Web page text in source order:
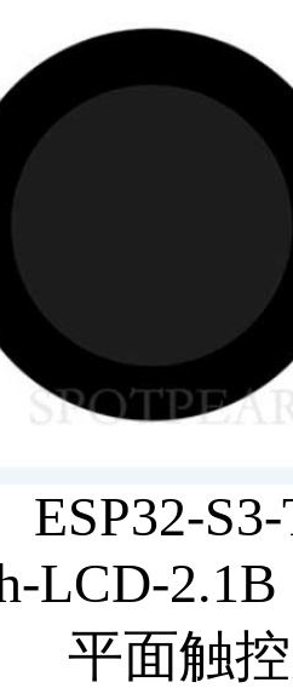
ESP32-
LCD-2.1B
触